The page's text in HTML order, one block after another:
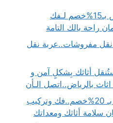
دينا نقل عفش حي النرجس بـ15%خصم لـفك
راحة بالك التامة
مفروشات..عربة نقل
أثاثك بِشكلٍ آمن و
شركة نقل مكاتب بالرياض بـ 20%خصم..فك وتركيب
سلامة أثاثك ومعداتك